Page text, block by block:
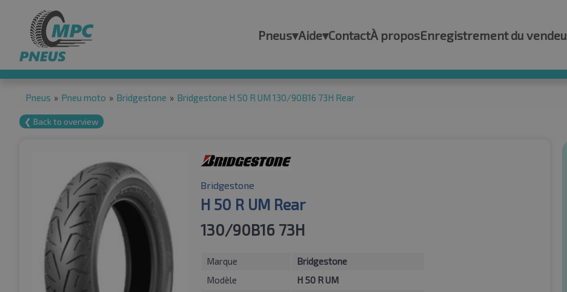
Pneus▾Aide▾ContactÀ proposEnregistrement du
Pneus » Pneu moto » Bridgestone » Bridgestone H 50 R UM 130/90B16 73H Rear
❮ Back to overview
Bridgestone
H 50 R UM Rear
130/90B16 73H
Marque
Bridgestone
Modèle
H 50 R UM